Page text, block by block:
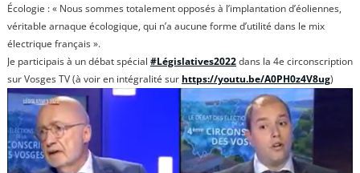
Écologie : « Nous sommes totalement opposés à l’implantation d’éoliennes,
véritable arnaque écologique, qui n’a aucune forme d’utilité dans le mix
électrique français ».
Je participais à un débat spécial #Législatives2022dans la 4e circonscription
sur Vosges TV (à voir en intégralité sur https://youtu.be/A0PH0z4V8ug)